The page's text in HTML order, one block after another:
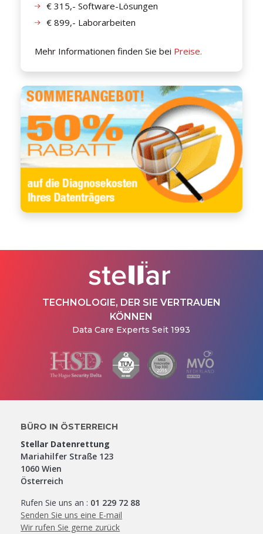
€ 315,- Software-Lösungen
€ 899,- Laborarbeiten
Mehr Informationen finden Sie bei Preise.
TECHNOLOGIE, DER SIE VERTRAUEN
KÖNNEN
Data Care Experts Seit 1993
BÜRO IN ÖSTERREICH
Stellar Datenrettung
Mariahilfer Straße 123
1060 Wien
Österreich
Rufen Sie uns an : 01 229 72 88
Senden Sie uns eine E-mail
Wir rufen Sie gerne zurück